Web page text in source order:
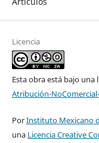
Licencia
Esta obra está bajo una
Atribución-
PorInstituto Mexicano
una Licencia Creative